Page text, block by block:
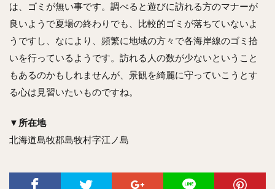
は、ゴミが無い事です。調べると遊びに訪れる方のマナーが
良いようで夏場の終わりでも、比較的ゴミが落ちていないよ
うですし、なにより、頻繁に地域の方々で各海岸線のゴミ拾
いを行っているようです。訪れる人の数が少ないということ
もあるのかもしれませんが、景観を綺麗に守っていこうとす
る心は見習いたいものですね。
▼ 所在地
北海道島牧郡島牧村字江ノ島